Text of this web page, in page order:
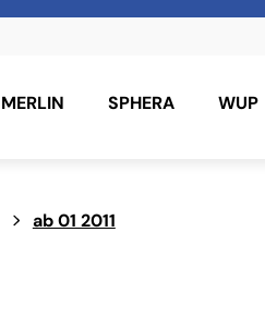
MERLIN SPHERA WUP
ab 01 2011